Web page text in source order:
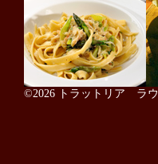
©2026 トラットリア ラ